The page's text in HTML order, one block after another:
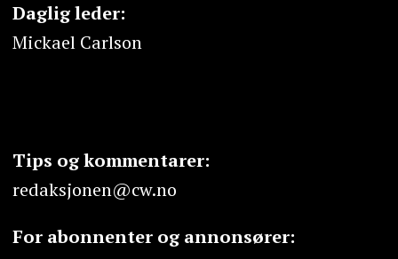
Daglig leder:
Mickael Carlson
Tips og kommentarer:
redaksjonen@cw.no
For abonnenter og annonsører: